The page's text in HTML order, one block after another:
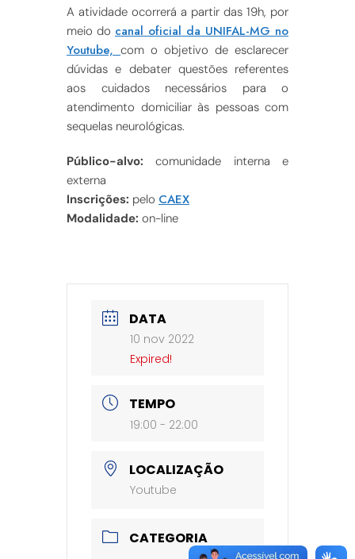
A atividade ocorrerá a partir das 19h, por
meio do canal oficial da UNIFAL-MG no
Youtube, com o objetivo de esclarecer
dúvidas e debater questões referentes
aos cuidados necessários para o
atendimento domiciliar às pessoas com
sequelas neurológicas.
Público-alvo: comunidade interna e
externa
Inscrições: pelo CAEX
Modalidade: on-line
DATA
10 nov 2022
Expired!
TEMPO
19:00 - 22:00
LOCALIZAÇÃO
Youtube
CATEGORIA